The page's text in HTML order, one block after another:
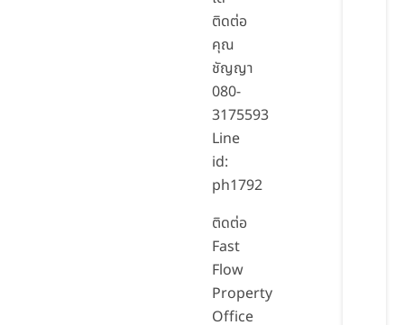
ติดต่อ
คุณ
ชัญญา
080-
3175593
Line
id:
ph1792
ติดต่อ
Fast
Flow
Property
Office